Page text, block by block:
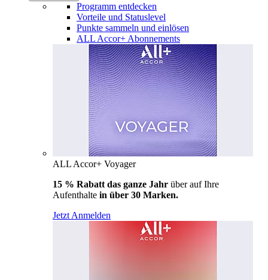
Programm entdecken
Vorteile und Statuslevel
Punkte sammeln und einlösen
ALL Accor+ Abonnements
ALL Accor+ Voyager
15 % Rabatt das ganze Jahr über auf Ihre
Aufenthalte in über 30 Marken.
Jetzt Anmelden